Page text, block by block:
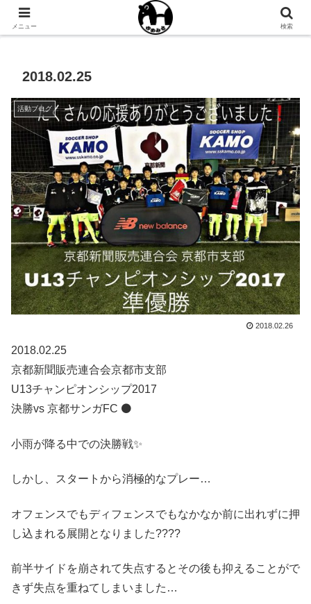
NPO法人ゆめみるオフィシャルサイト
2018.02.25
活動ブログ
2018.02.26
2018.02.25
京都新聞販売連合会京都市支部
U13チャンピオンシップ2017
決勝vs 京都サンガFC ⚫️
小雨が降る中での決勝戦✨
しかし、スタートから消極的なプレー…
オフェンスでもディフェンスでもなかなか前に出れずに押
し込まれる展開となりました????
前半サイドを崩されて失点するとその後も抑えることがで
きず失点を重ねてしまいました…
メニュー 検索